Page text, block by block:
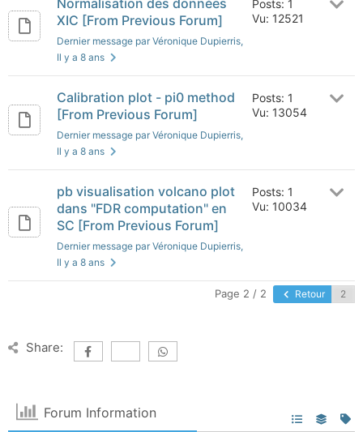
Normalisation des données
XIC [From Previous Forum]
Dernier message par Véronique Dupierris,
Il y a 8 ans
Posts: 1
Vu: 12521
Calibration plot - pi0 method
[From Previous Forum]
Dernier message par Véronique Dupierris,
Il y a 8 ans
Posts: 1
Vu: 13054
pb visualisation volcano plot
dans "FDR computation" en
SC [From Previous Forum]
Dernier message par Véronique Dupierris,
Il y a 8 ans
Posts: 1
Vu: 10034
Page 2 / 2 Retour
Share:
Forum Information